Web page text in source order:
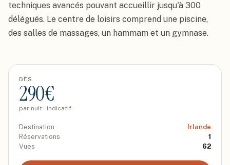
techniques avancés pouvant accueillir jusqu'à 300
délégués. Le centre de loisirs comprend une piscine,
des salles de massages, un hammam et un gymnase.
DÈS
290€
par nuit · indicatif
Destination
Irlande
Réservations
1
Vues
62